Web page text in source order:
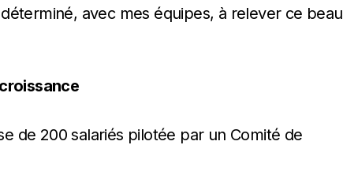
avec mes équipes, à relever ce beau
de 200 salariés pilotée par un Comité de